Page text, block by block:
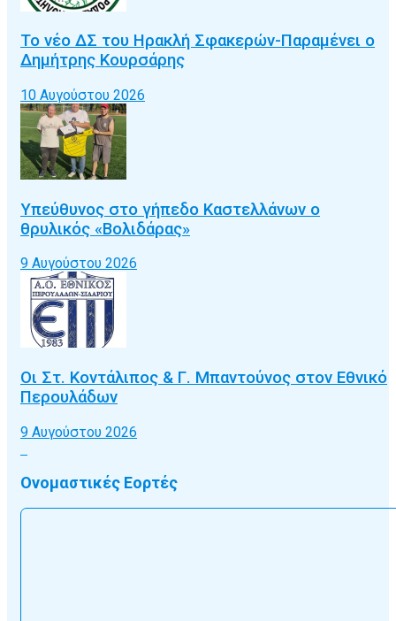
Το νέο ΔΣ του Ηρακλή Σφακερών-Παραμένει ο
Δημήτρης Κουρσάρης
10 Αυγούστου 2026
Υπεύθυνος στο γήπεδο Καστελλάνων ο
θρυλικός «Βολιδάρας»
9 Αυγούστου 2026
Οι Στ. Κοντάλιπος & Γ. Μπαντούνος στον Εθνικό
Περουλάδων
9 Αυγούστου 2026
Ονομαστικές Εορτές